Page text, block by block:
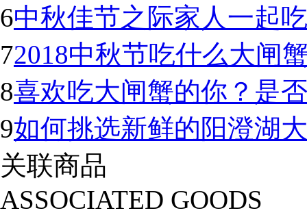
6中秋佳节之际家人一起
72018中秋节吃什么大闸
8喜欢吃大闸蟹的你？是
9如何挑选新鲜的阳澄湖
关联商品
ASSOCIATED GOODS